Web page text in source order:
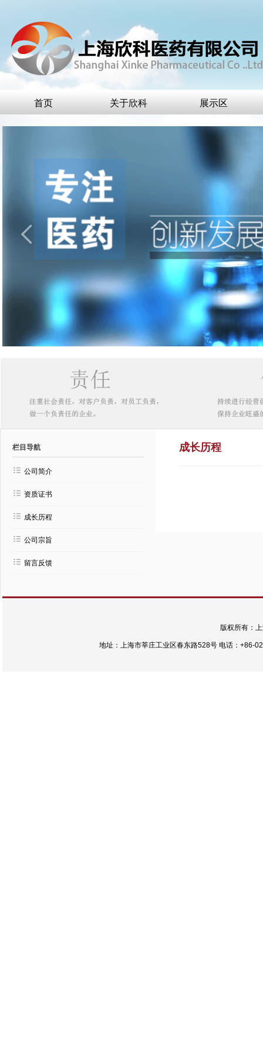
首页 关于欣科 展示区
栏目导航
公司简介
资质证书
成长历程
公司宗旨
留言反馈
成长历程
版权所有：
地址：上海市莘庄工业区春东路528号 电话：+86-